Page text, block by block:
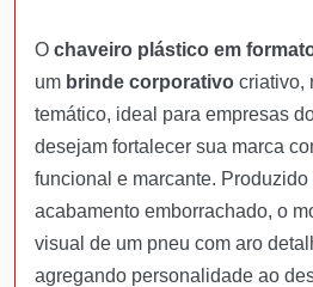
O chaveiro plástico em
um brinde corporativo criativo,
temático, ideal para empresas
desejam fortalecer sua marca
funcional e marcante.
acabamento emborrachado, o
visual de um pneu com aro
agregando personalidade ao